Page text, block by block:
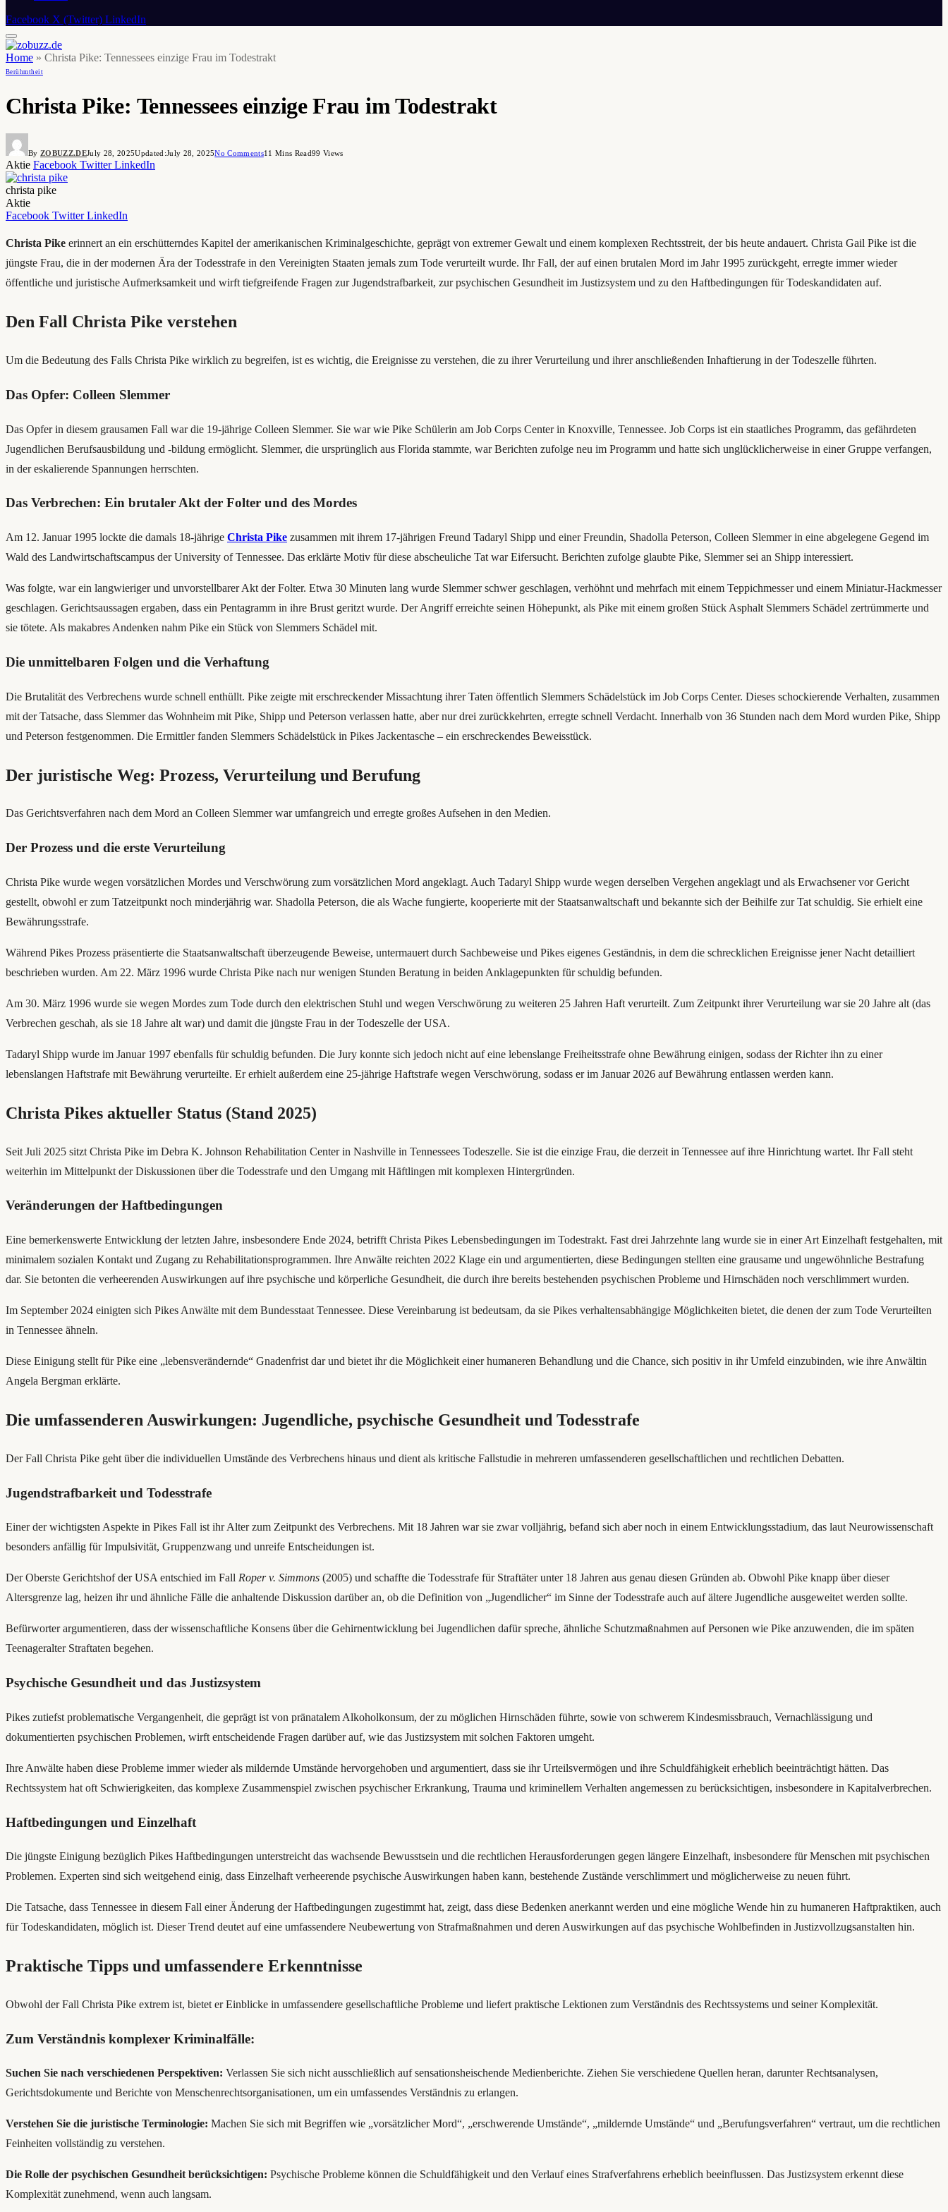
Facebook X (Twitter) LinkedIn
Home » Christa Pike: Tennessees einzige Frau im Todestrakt
Berühmtheit
Christa Pike: Tennessees einzige Frau im Todestrakt
By ZOBUZZ.DEJuly 28, 2025Updated:July 28, 2025No Comments11 Mins Read99 Views
Aktie Facebook Twitter LinkedIn
christa pike
Aktie
Facebook Twitter LinkedIn
Christa Pike erinnert an ein erschütterndes Kapitel der amerikanischen Kriminalgeschichte, geprägt von extremer Gewalt und einem komplexen Rechtsstreit, der bis heute andauert. Christa Gail Pike ist die
jüngste Frau, die in der modernen Ära der Todesstrafe in den Vereinigten Staaten jemals zum Tode verurteilt wurde. Ihr Fall, der auf einen brutalen Mord im Jahr 1995 zurückgeht, erregte immer wieder
öffentliche und juristische Aufmerksamkeit und wirft tiefgreifende Fragen zur Jugendstrafbarkeit, zur psychischen Gesundheit im Justizsystem und zu den Haftbedingungen für Todeskandidaten auf.
Den Fall Christa Pike verstehen
Um die Bedeutung des Falls Christa Pike wirklich zu begreifen, ist es wichtig, die Ereignisse zu verstehen, die zu ihrer Verurteilung und ihrer anschließenden Inhaftierung in der Todeszelle führten.
Das Opfer: Colleen Slemmer
Das Opfer in diesem grausamen Fall war die 19-jährige Colleen Slemmer. Sie war wie Pike Schülerin am Job Corps Center in Knoxville, Tennessee. Job Corps ist ein staatliches Programm, das gefährdeten
Jugendlichen Berufsausbildung und -bildung ermöglicht. Slemmer, die ursprünglich aus Florida stammte, war Berichten zufolge neu im Programm und hatte sich unglücklicherweise in einer Gruppe verfangen,
in der eskalierende Spannungen herrschten.
Das Verbrechen: Ein brutaler Akt der Folter und des Mordes
Am 12. Januar 1995 lockte die damals 18-jährige Christa Pike zusammen mit ihrem 17-jährigen Freund Tadaryl Shipp und einer Freundin, Shadolla Peterson, Colleen Slemmer in eine abgelegene Gegend im
Wald des Landwirtschaftscampus der University of Tennessee. Das erklärte Motiv für diese abscheuliche Tat war Eifersucht. Berichten zufolge glaubte Pike, Slemmer sei an Shipp interessiert.
Was folgte, war ein langwieriger und unvorstellbarer Akt der Folter. Etwa 30 Minuten lang wurde Slemmer schwer geschlagen, verhöhnt und mehrfach mit einem Teppichmesser und einem Miniatur-Hackmesser
geschlagen. Gerichtsaussagen ergaben, dass ein Pentagramm in ihre Brust geritzt wurde. Der Angriff erreichte seinen Höhepunkt, als Pike mit einem großen Stück Asphalt Slemmers Schädel zertrümmerte und
sie tötete. Als makabres Andenken nahm Pike ein Stück von Slemmers Schädel mit.
Die unmittelbaren Folgen und die Verhaftung
Die Brutalität des Verbrechens wurde schnell enthüllt. Pike zeigte mit erschreckender Missachtung ihrer Taten öffentlich Slemmers Schädelstück im Job Corps Center. Dieses schockierende Verhalten, zusammen
mit der Tatsache, dass Slemmer das Wohnheim mit Pike, Shipp und Peterson verlassen hatte, aber nur drei zurückkehrten, erregte schnell Verdacht. Innerhalb von 36 Stunden nach dem Mord wurden Pike, Shipp
und Peterson festgenommen. Die Ermittler fanden Slemmers Schädelstück in Pikes Jackentasche – ein erschreckendes Beweisstück.
Der juristische Weg: Prozess, Verurteilung und Berufung
Das Gerichtsverfahren nach dem Mord an Colleen Slemmer war umfangreich und erregte großes Aufsehen in den Medien.
Der Prozess und die erste Verurteilung
Christa Pike wurde wegen vorsätzlichen Mordes und Verschwörung zum vorsätzlichen Mord angeklagt. Auch Tadaryl Shipp wurde wegen derselben Vergehen angeklagt und als Erwachsener vor Gericht
gestellt, obwohl er zum Tatzeitpunkt noch minderjährig war. Shadolla Peterson, die als Wache fungierte, kooperierte mit der Staatsanwaltschaft und bekannte sich der Beihilfe zur Tat schuldig. Sie erhielt eine
Bewährungsstrafe.
Während Pikes Prozess präsentierte die Staatsanwaltschaft überzeugende Beweise, untermauert durch Sachbeweise und Pikes eigenes Geständnis, in dem die schrecklichen Ereignisse jener Nacht detailliert
beschrieben wurden. Am 22. März 1996 wurde Christa Pike nach nur wenigen Stunden Beratung in beiden Anklagepunkten für schuldig befunden.
Am 30. März 1996 wurde sie wegen Mordes zum Tode durch den elektrischen Stuhl und wegen Verschwörung zu weiteren 25 Jahren Haft verurteilt. Zum Zeitpunkt ihrer Verurteilung war sie 20 Jahre alt (das
Verbrechen geschah, als sie 18 Jahre alt war) und damit die jüngste Frau in der Todeszelle der USA.
Tadaryl Shipp wurde im Januar 1997 ebenfalls für schuldig befunden. Die Jury konnte sich jedoch nicht auf eine lebenslange Freiheitsstrafe ohne Bewährung einigen, sodass der Richter ihn zu einer
lebenslangen Haftstrafe mit Bewährung verurteilte. Er erhielt außerdem eine 25-jährige Haftstrafe wegen Verschwörung, sodass er im Januar 2026 auf Bewährung entlassen werden kann.
Christa Pikes aktueller Status (Stand 2025)
Seit Juli 2025 sitzt Christa Pike im Debra K. Johnson Rehabilitation Center in Nashville in Tennessees Todeszelle. Sie ist die einzige Frau, die derzeit in Tennessee auf ihre Hinrichtung wartet. Ihr Fall steht
weiterhin im Mittelpunkt der Diskussionen über die Todesstrafe und den Umgang mit Häftlingen mit komplexen Hintergründen.
Veränderungen der Haftbedingungen
Eine bemerkenswerte Entwicklung der letzten Jahre, insbesondere Ende 2024, betrifft Christa Pikes Lebensbedingungen im Todestrakt. Fast drei Jahrzehnte lang wurde sie in einer Art Einzelhaft festgehalten, mit
minimalem sozialen Kontakt und Zugang zu Rehabilitationsprogrammen. Ihre Anwälte reichten 2022 Klage ein und argumentierten, diese Bedingungen stellten eine grausame und ungewöhnliche Bestrafung
dar. Sie betonten die verheerenden Auswirkungen auf ihre psychische und körperliche Gesundheit, die durch ihre bereits bestehenden psychischen Probleme und Hirnschäden noch verschlimmert wurden.
Im September 2024 einigten sich Pikes Anwälte mit dem Bundesstaat Tennessee. Diese Vereinbarung ist bedeutsam, da sie Pikes verhaltensabhängige Möglichkeiten bietet, die denen der zum Tode Verurteilten
in Tennessee ähneln.
Diese Einigung stellt für Pike eine „lebensverändernde“ Gnadenfrist dar und bietet ihr die Möglichkeit einer humaneren Behandlung und die Chance, sich positiv in ihr Umfeld einzubinden, wie ihre Anwältin
Angela Bergman erklärte.
Die umfassenderen Auswirkungen: Jugendliche, psychische Gesundheit und Todesstrafe
Der Fall Christa Pike geht über die individuellen Umstände des Verbrechens hinaus und dient als kritische Fallstudie in mehreren umfassenderen gesellschaftlichen und rechtlichen Debatten.
Jugendstrafbarkeit und Todesstrafe
Einer der wichtigsten Aspekte in Pikes Fall ist ihr Alter zum Zeitpunkt des Verbrechens. Mit 18 Jahren war sie zwar volljährig, befand sich aber noch in einem Entwicklungsstadium, das laut Neurowissenschaft
besonders anfällig für Impulsivität, Gruppenzwang und unreife Entscheidungen ist.
Der Oberste Gerichtshof der USA entschied im Fall Roper v. Simmons (2005) und schaffte die Todesstrafe für Straftäter unter 18 Jahren aus genau diesen Gründen ab. Obwohl Pike knapp über dieser
Altersgrenze lag, heizen ihr und ähnliche Fälle die anhaltende Diskussion darüber an, ob die Definition von „Jugendlicher“ im Sinne der Todesstrafe auch auf ältere Jugendliche ausgeweitet werden sollte.
Befürworter argumentieren, dass der wissenschaftliche Konsens über die Gehirnentwicklung bei Jugendlichen dafür spreche, ähnliche Schutzmaßnahmen auf Personen wie Pike anzuwenden, die im späten
Teenageralter Straftaten begehen.
Psychische Gesundheit und das Justizsystem
Pikes zutiefst problematische Vergangenheit, die geprägt ist von pränatalem Alkoholkonsum, der zu möglichen Hirnschäden führte, sowie von schwerem Kindesmissbrauch, Vernachlässigung und
dokumentierten psychischen Problemen, wirft entscheidende Fragen darüber auf, wie das Justizsystem mit solchen Faktoren umgeht.
Ihre Anwälte haben diese Probleme immer wieder als mildernde Umstände hervorgehoben und argumentiert, dass sie ihr Urteilsvermögen und ihre Schuldfähigkeit erheblich beeinträchtigt hätten. Das
Rechtssystem hat oft Schwierigkeiten, das komplexe Zusammenspiel zwischen psychischer Erkrankung, Trauma und kriminellem Verhalten angemessen zu berücksichtigen, insbesondere in Kapitalverbrechen.
Haftbedingungen und Einzelhaft
Die jüngste Einigung bezüglich Pikes Haftbedingungen unterstreicht das wachsende Bewusstsein und die rechtlichen Herausforderungen gegen längere Einzelhaft, insbesondere für Menschen mit psychischen
Problemen. Experten sind sich weitgehend einig, dass Einzelhaft verheerende psychische Auswirkungen haben kann, bestehende Zustände verschlimmert und möglicherweise zu neuen führt.
Die Tatsache, dass Tennessee in diesem Fall einer Änderung der Haftbedingungen zugestimmt hat, zeigt, dass diese Bedenken anerkannt werden und eine mögliche Wende hin zu humaneren Haftpraktiken, auch
für Todeskandidaten, möglich ist. Dieser Trend deutet auf eine umfassendere Neubewertung von Strafmaßnahmen und deren Auswirkungen auf das psychische Wohlbefinden in Justizvollzugsanstalten hin.
Praktische Tipps und umfassendere Erkenntnisse
Obwohl der Fall Christa Pike extrem ist, bietet er Einblicke in umfassendere gesellschaftliche Probleme und liefert praktische Lektionen zum Verständnis des Rechtssystems und seiner Komplexität.
Zum Verständnis komplexer Kriminalfälle:
Suchen Sie nach verschiedenen Perspektiven: Verlassen Sie sich nicht ausschließlich auf sensationsheischende Medienberichte. Ziehen Sie verschiedene Quellen heran, darunter Rechtsanalysen,
Gerichtsdokumente und Berichte von Menschenrechtsorganisationen, um ein umfassendes Verständnis zu erlangen.
Verstehen Sie die juristische Terminologie: Machen Sie sich mit Begriffen wie „vorsätzlicher Mord“, „erschwerende Umstände“, „mildernde Umstände“ und „Berufungsverfahren“ vertraut, um die rechtlichen
Feinheiten vollständig zu verstehen.
Die Rolle der psychischen Gesundheit berücksichtigen: Psychische Probleme können die Schuldfähigkeit und den Verlauf eines Strafverfahrens erheblich beeinflussen. Das Justizsystem erkennt diese
Komplexität zunehmend, wenn auch langsam.